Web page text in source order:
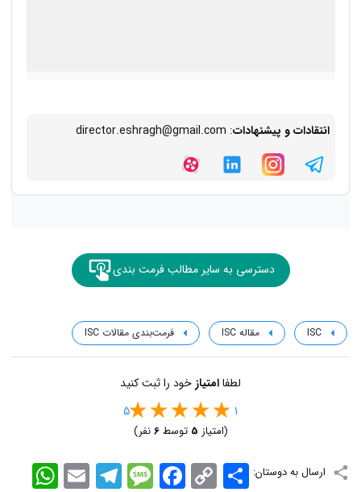
انتقادات و پیشنهادات: director.eshragh@gmail.com
دسترسی به سایر مطالب فرمت بندی
ISC مقاله ISC فرمت‌بندی مقالات ISC
لطفاامتیاز خود را ثبت کنید
1
5
(امتیاز 5 توسط6نفر)
ارسال به دوستان: WhatsApp EmailTelegramMessageFacebook Copy
Link
اشتراک